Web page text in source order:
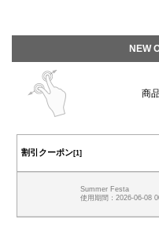
NEW
商
割引クーポン[1]
Summer Festa
使用期間：2026-06-08